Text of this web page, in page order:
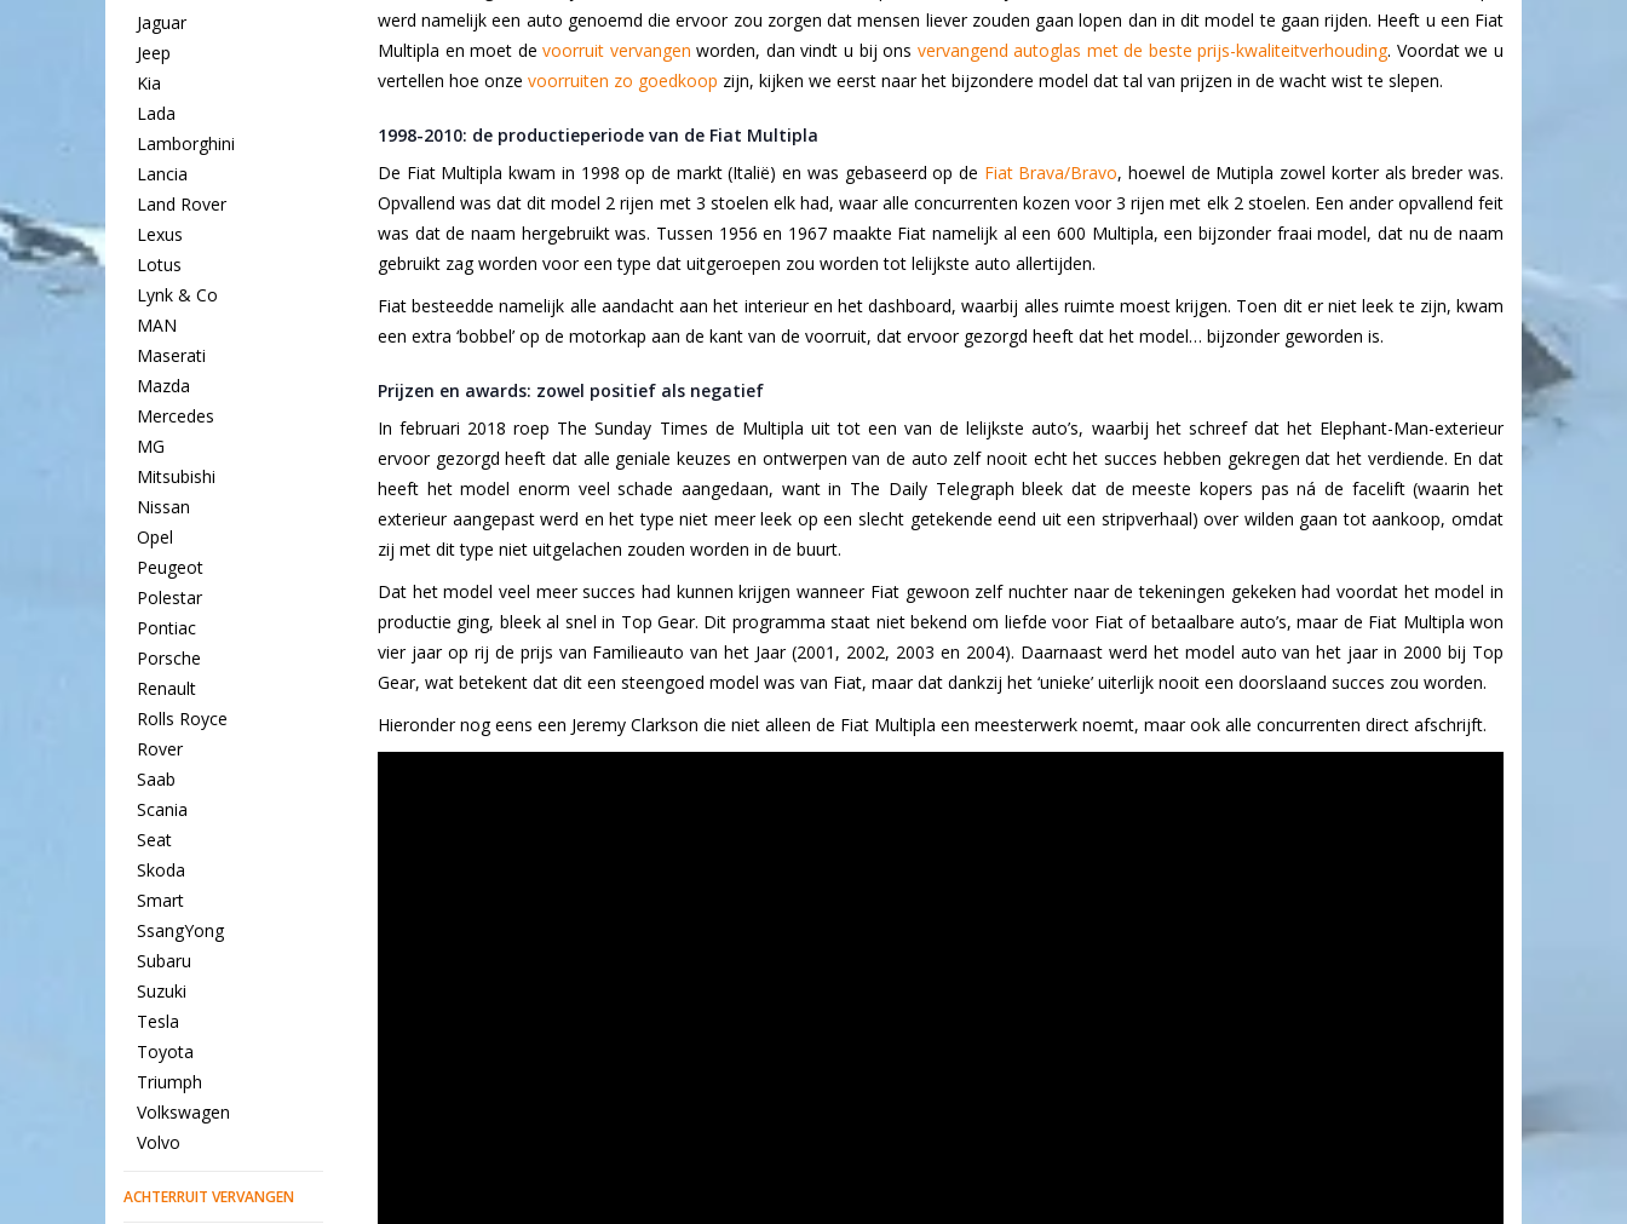
Jaguar
Jeep
Kia
Lada
Lamborghini
Lancia
Land Rover
Lexus
Lotus
Lynk & Co
MAN
Maserati
Mazda
Mercedes
MG
Mitsubishi
Nissan
Opel
Peugeot
Polestar
Pontiac
Porsche
Renault
Rolls Royce
Rover
Saab
Scania
Seat
Skoda
Smart
SsangYong
Subaru
Suzuki
Tesla
Toyota
Triumph
Volkswagen
Volvo
ACHTERRUIT VERVANGEN
werd namelijk een auto genoemd die ervoor zou zorgen dat mensen liever zouden gaan lopen dan in dit model te gaan rijden. Heeft u een Fiat
Multipla en moet devoorruit vervangen worden, dan vindt u bij ons vervangend autoglas met de beste prijs-kwaliteitverhouding. Voordat we u
vertellen hoe onze voorruiten zo goedkoop zijn, kijken we eerst naar het bijzondere model dat tal van prijzen in de wacht wist te slepen.
1998-2010: de productieperiode van de Fiat Multipla
De Fiat Multipla kwam in 1998 op de markt (Italië) en was gebaseerd op de Fiat Brava/Bravo, hoewel de Mutipla zowel korter als breder was.
Opvallend was dat dit model 2 rijen met 3 stoelen elk had, waar alle concurrenten kozen voor 3 rijen met elk 2 stoelen. Een ander opvallend feit
was dat de naam hergebruikt was. Tussen 1956 en 1967 maakte Fiat namelijk al een 600 Multipla, een bijzonder fraai model, dat nu de naam
gebruikt zag worden voor een type dat uitgeroepen zou worden tot lelijkste auto allertijden.
Fiat besteedde namelijk alle aandacht aan het interieur en het dashboard, waarbij alles ruimte moest krijgen. Toen dit er niet leek te zijn, kwam
een extra ‘bobbel’ op de motorkap aan de kant van de voorruit, dat ervoor gezorgd heeft dat het model… bijzonder geworden is.
Prijzen en awards: zowel positief als negatief
In februari 2018 roep The Sunday Times de Multipla uit tot een van de lelijkste auto’s, waarbij het schreef dat het Elephant-Man-exterieur
ervoor gezorgd heeft dat alle geniale keuzes en ontwerpen van de auto zelf nooit echt het succes hebben gekregen dat het verdiende. En dat
heeft het model enorm veel schade aangedaan, want in The Daily Telegraph bleek dat de meeste kopers pas ná de facelift (waarin het
exterieur aangepast werd en het type niet meer leek op een slecht getekende eend uit een stripverhaal) over wilden gaan tot aankoop, omdat
zij met dit type niet uitgelachen zouden worden in de buurt.
Dat het model veel meer succes had kunnen krijgen wanneer Fiat gewoon zelf nuchter naar de tekeningen gekeken had voordat het model in
productie ging, bleek al snel in Top Gear. Dit programma staat niet bekend om liefde voor Fiat of betaalbare auto’s, maar de Fiat Multipla won
vier jaar op rij de prijs van Familieauto van het Jaar (2001, 2002, 2003 en 2004). Daarnaast werd het model auto van het jaar in 2000 bij Top
Gear, wat betekent dat dit een steengoed model was van Fiat, maar dat dankzij het ‘unieke’ uiterlijk nooit een doorslaand succes zou worden.
Hieronder nog eens een Jeremy Clarkson die niet alleen de Fiat Multipla een meesterwerk noemt, maar ook alle concurrenten direct afschrijft.